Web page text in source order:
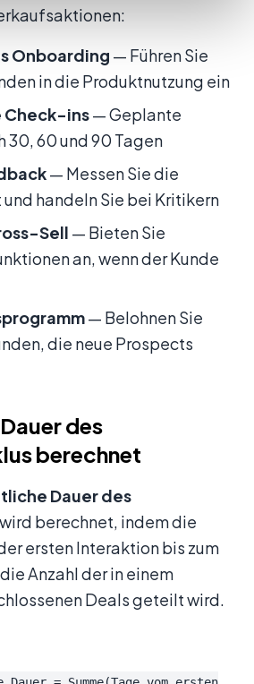
Onboarding — Führen Sie
in die Produktnutzung ein
Check-ins— Geplante
30, 60 und 90 Tagen
— Messen Sie die
handeln Sie bei Kritikern
Sell — Bieten Sie
an, wenn der Kunde
— Belohnen Sie
die neue Prospects
des
berechnet
Dauer des
wird berechnet, indem die
ersten Interaktion bis zum
Anzahl der in einem
Deals geteilt wird.